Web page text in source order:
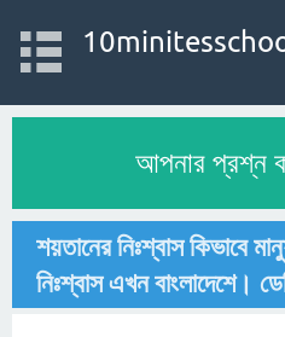
আপনার প্রশ্ন
শয়তানের নিঃশ্বাস কিভাবে
নিঃশ্বাস এখন বাংলাদেশে।